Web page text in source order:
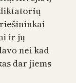
ir jų
nei kad
dar jiems